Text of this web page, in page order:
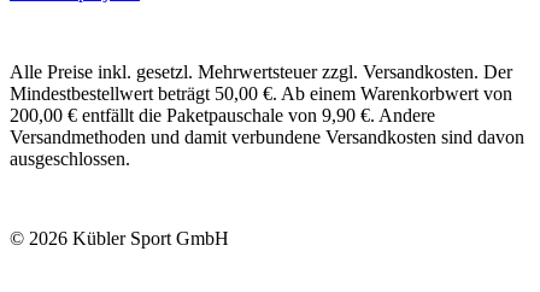
Alle Preise inkl. gesetzl. Mehrwertsteuer zzgl. Versandkosten. Der
Mindestbestellwert beträgt 50,00 €. Ab einem Warenkorbwert von
200,00 € entfällt die Paketpauschale von 9,90 €. Andere
Versandmethoden und damit verbundene Versandkosten sind davon
ausgeschlossen.
© 2026 Kübler Sport GmbH